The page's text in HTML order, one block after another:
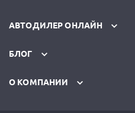
АВТОДИЛЕР ОНЛАЙН
БЛОГ
О КОМПАНИИ